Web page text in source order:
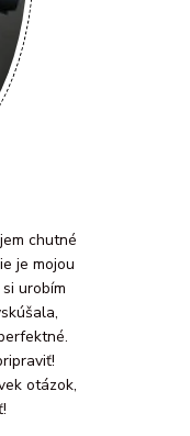
chutné
je mojou
urobím
otázok,